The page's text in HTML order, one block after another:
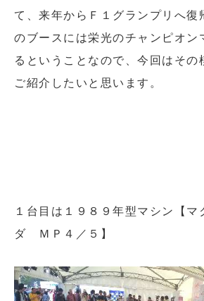
て、来年からＦ１グランプリへ復
のブースには栄光のチャンピオン
るということなので、今回はその
ご紹介したいと思います。
１台目は１９８９年型マシン【マ
ダ ＭＰ４／５】